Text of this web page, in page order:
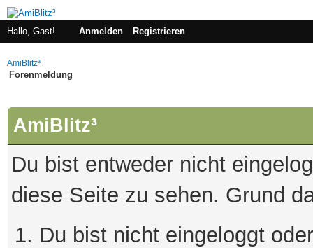
Hallo, Gast! Anmelden Registrieren
AmiBlitz³
Forenmeldung
AmiBlitz³
Du bist entweder nicht
diese Seite zu sehen. Grund
Du bist nicht eingeloggt